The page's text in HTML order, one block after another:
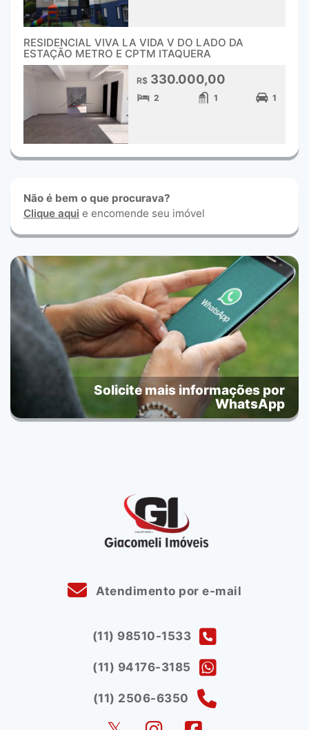
RESIDENCIAL VIVA LA VIDA V DO LADO DA
ESTAÇÃO METRO E CPTM ITAQUERA
R$ 330.000,00
2 1 1
Não é bem o que procurava?
Clique aqui e encomende seu imóvel
Solicite mais informações por
WhatsApp
Atendimento por e-mail
(11) 98510-1533
(11) 94176-3185
(11) 2506-6350